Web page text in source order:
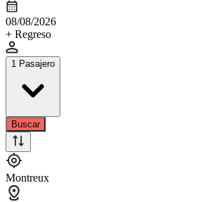
08/08/2026
+ Regreso
1 Pasajero
Buscar
Montreux